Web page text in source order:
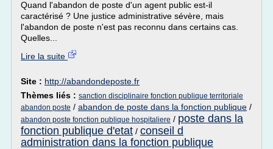
Quand l'abandon de poste d'un agent public est-il
caractérisé ? Une justice administrative sévère, mais
l'abandon de poste n'est pas reconnu dans certains cas.
Quelles...
Lire la suite
Site : http://abandondeposte.fr
Thèmes liés : sanction disciplinaire fonction publique territoriale
abandon poste / abandon de poste dans la fonction publique /
abandon poste fonction publique hospitaliere / poste dans la
fonction publique d'etat / conseil d
administration dans la fonction publique